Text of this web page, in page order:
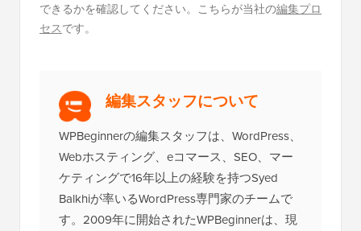
できるかを確認してください。こちらが当社の編集プロ
セスです。
編集スタッフについて
WPBeginnerの編集スタッフは、WordPress、
Webホスティング、eコマース、SEO、マー
ケティングで16年以上の経験を持つSyed
Balkhiが率いるWordPress専門家のチームで
す。2009年に開始されたWPBeginnerは、現